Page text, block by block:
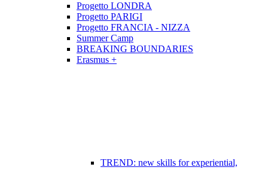
Progetto LONDRA
Progetto PARIGI
Progetto FRANCIA - NIZZA
Summer Camp
BREAKING BOUNDARIES
Erasmus +
TREND: new skills for experiential,